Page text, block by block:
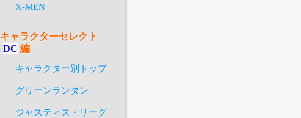
X-MEN
キャラクターセレクト
DC 編
キャラクター別トップ
グリーンランタン
ジャスティス・リーグ